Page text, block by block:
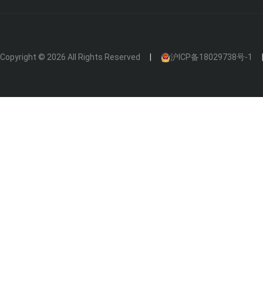
Copyright © 2026 All Rights Reserved 沪ICP备18029738号-1